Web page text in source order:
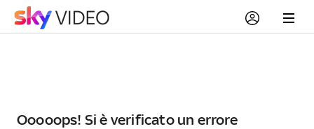
Ooooops! Si è verificato un errore